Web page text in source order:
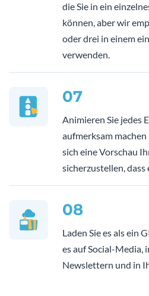
die Sie in ein
können, aber wir
oder drei in einem
verwenden.
07
Animieren Sie jedes
aufmerksam
sich eine Vorschau
sicherzustellen, dass
08
Laden Sie es als ein
es auf Social-Media,
Newslettern und in